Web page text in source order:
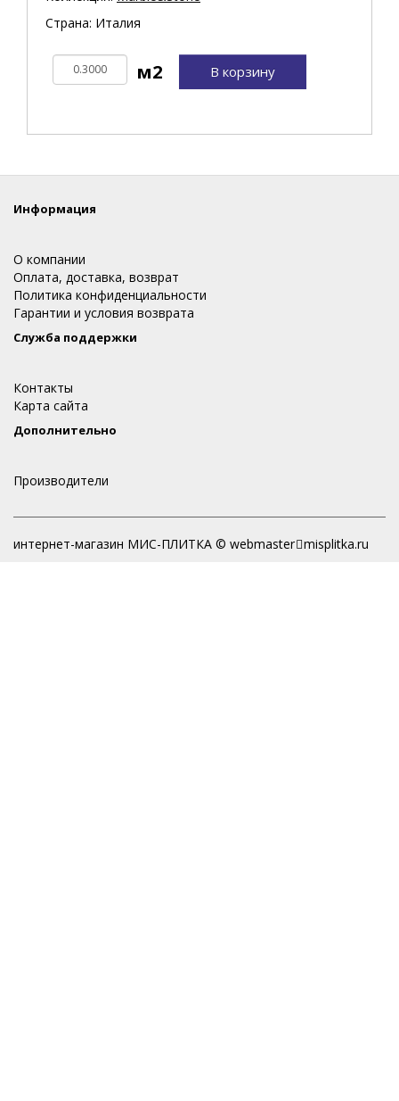
Страна: Италия
В корзину
Информация
О компании
Оплата, доставка, возврат
Политика конфиденциальности
Гарантии и условия возврата
Служба поддержки
Контакты
Карта сайта
Дополнительно
Производители
интернет-магазин МИС-ПЛИТКА © webmaster misplitka.ru